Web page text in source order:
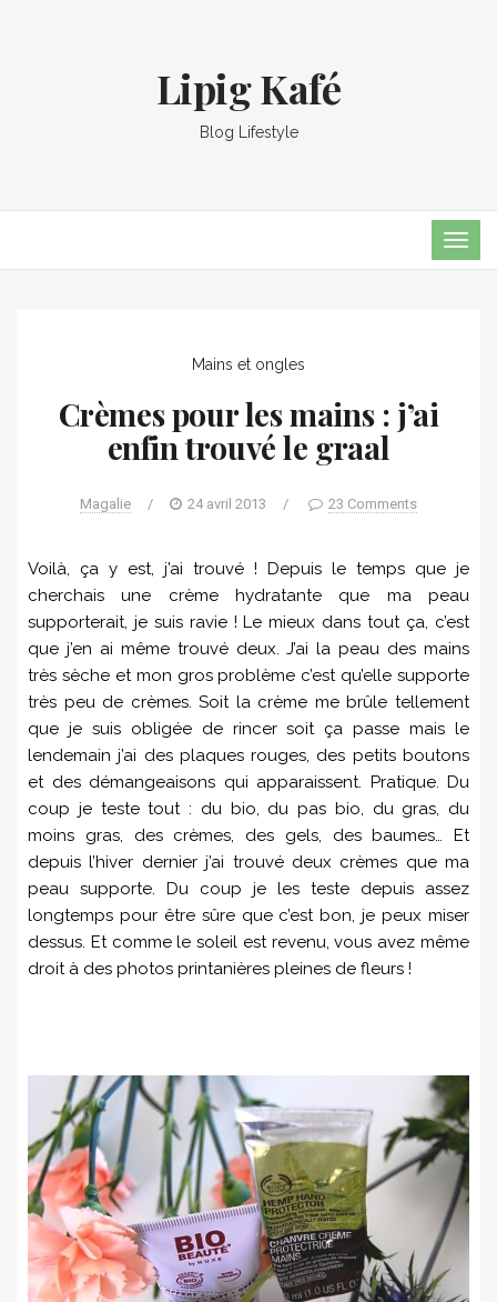
Lipig Kafé
Blog Lifestyle
Mains et ongles
Crèmes pour les mains : j’ai
enfin trouvé le graal
Magalie / 24 avril 2013 / 23 Comments
Voilà, ça y est, j’ai trouvé ! Depuis le temps que je
cherchais une crème hydratante que ma peau
supporterait, je suis ravie ! Le mieux dans tout ça, c’est
que j’en ai même trouvé deux. J’ai la peau des mains
très sèche et mon gros problème c’est qu’elle supporte
très peu de crèmes. Soit la crème me brûle tellement
que je suis obligée de rincer soit ça passe mais le
lendemain j’ai des plaques rouges, des petits boutons
et des démangeaisons qui apparaissent. Pratique. Du
coup je teste tout : du bio, du pas bio, du gras, du
moins gras, des crèmes, des gels, des baumes… Et
depuis l’hiver dernier j’ai trouvé deux crèmes que ma
peau supporte. Du coup je les teste depuis assez
longtemps pour être sûre que c’est bon, je peux miser
dessus. Et comme le soleil est revenu, vous avez même
droit à des photos printanières pleines de fleurs !